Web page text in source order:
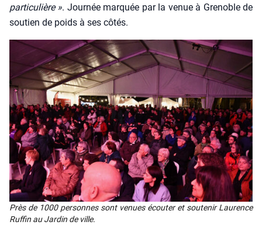
par­ti­cu­lière ». Jour­née mar­quée par la venue à Gre­noble de
sou­tien de poids à ses côtés.
Près de 1000 per­sonnes sont venues écou­ter et sou­te­nir Lau­rence
Ruf­fin au Jar­din de ville.